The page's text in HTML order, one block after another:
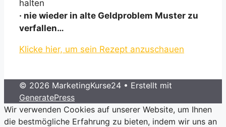
halten
· nie wieder in alte Geldproblem Muster zu
verfallen…
Klicke hier, um sein Rezept anzuschauen
© 2026 MarketingKurse24 • Erstellt mit
GeneratePress
Wir verwenden Cookies auf unserer Website, um Ihnen
die bestmögliche Erfahrung zu bieten, indem wir uns an